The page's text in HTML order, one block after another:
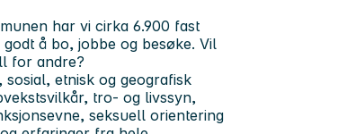
har vi cirka 6.900 fast
å bo, jobbe og besøke. Vil
for andre?
etnisk og geografisk
tro- og livssyn,
seksuell orientering